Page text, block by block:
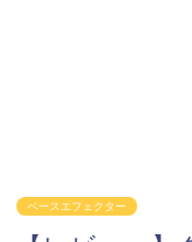
ベースエフェクター